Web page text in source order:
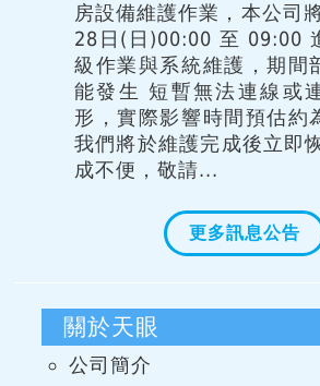
房設備維護作業，本公司
28日(日)00:00 至 09:00
級作業與系統維護，期間
能發生 短暫無法連線或
形，實際影響時間預估約
我們將於維護完成後立即
成不便，敬請...
更多訊息公告
關於天眼
公司簡介